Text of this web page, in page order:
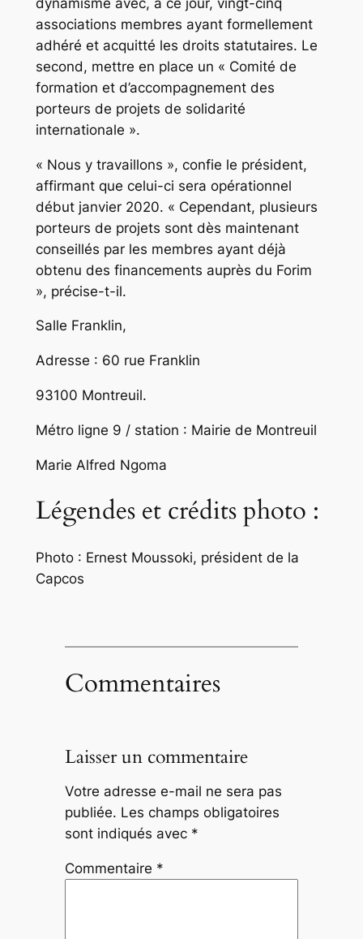
associations membres ayant formellement
adhéré et acquitté les droits statutaires. Le
second, mettre en place un « Comité de
formation et d’accompagnement des
porteurs de projets de solidarité
internationale ».
« Nous y travaillons », confie le président,
affirmant que celui-ci sera opérationnel
début janvier 2020. « Cependant, plusieurs
porteurs de projets sont dès maintenant
conseillés par les membres ayant déjà
obtenu des financements auprès du Forim
», précise-t-il.
Salle Franklin,
Adresse : 60 rue Franklin
93100 Montreuil.
Métro ligne 9 / station : Mairie de Montreuil
Marie Alfred Ngoma
Légendes et crédits photo :
Photo : Ernest Moussoki, président de la
Capcos
Commentaires
Laisser un commentaire
Votre adresse e-mail ne sera pas
publiée. Les champs obligatoires
sont indiqués avec *
Commentaire *